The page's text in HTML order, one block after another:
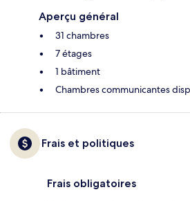
Aperçu général
31 chambres
7 étages
1 bâtiment
Chambres communicantes
Frais et politiques
Frais obligatoires